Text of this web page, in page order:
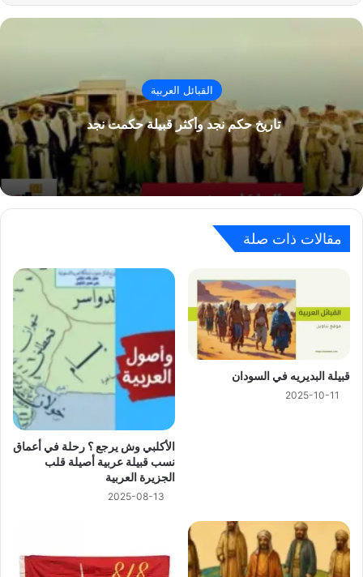
القبائل العربية
تاريخ حكم نجد وأكثر قبيلة حكمت نجد
مقالات ذات صلة
ﻗﺒﻴﻠﺔ ﺍﻟﺒﺪﻳﺮﻳﻪ في السودان
2025-10-11
الأكلبي وش يرجع ؟ رحلة في أعماق
نسب قبيلة عربية أصيلة قلب
الجزيرة العربية
2025-08-13